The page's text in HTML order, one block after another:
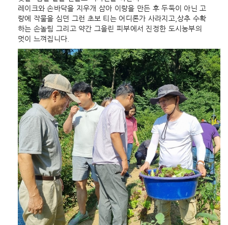
레이크와 손바닥을 지우개 삼아 이랑을 만든 후 두둑이 아닌 고
랑에 작물을 심던 그런 초보 티는 어디론가 사라지고,상추 수확
하는 손놀림 그리고 약간 그을린 피부에서 진정한 도시농부의
멋이 느껴집니다.